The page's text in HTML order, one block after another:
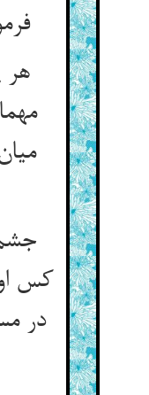
فرمود سلطان عبس
هر
کس
در